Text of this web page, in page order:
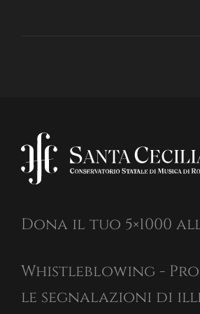
Dona il tuo 5×1000
Whistleblowing -
le segnalazioni di